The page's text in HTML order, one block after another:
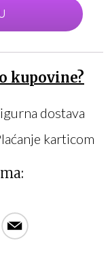
kupovine?
dostava
karticom